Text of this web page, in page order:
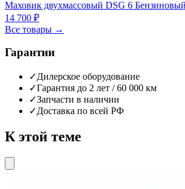
Маховик двухмассовый DSG 6
14 700 ₽
Все товары →
Гарантии
✓Дилерское оборудование
✓Гарантия до 2 лет / 60 000 км
✓Запчасти в наличии
✓Доставка по всей РФ
К этой теме